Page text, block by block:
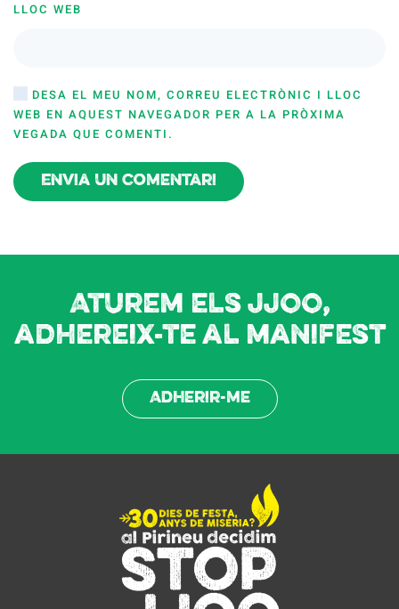
LLOC WEB
DESA EL MEU NOM, CORREU ELECTRÒNIC I LLOC
WEB EN AQUEST NAVEGADOR PER A LA PRÒXIMA
VEGADA QUE COMENTI.
Envia un comentari
Aturem els JJOO,
adhereix-te al manifest
Adherir-me